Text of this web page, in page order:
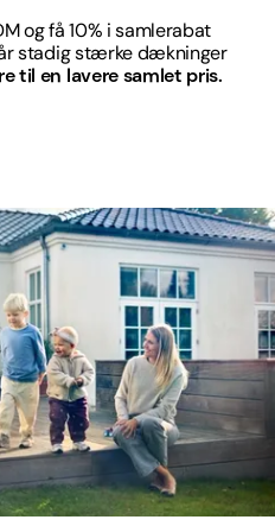
og få 10% i samlerabat
stadig stærke dækninger
til en lavere samlet pris.